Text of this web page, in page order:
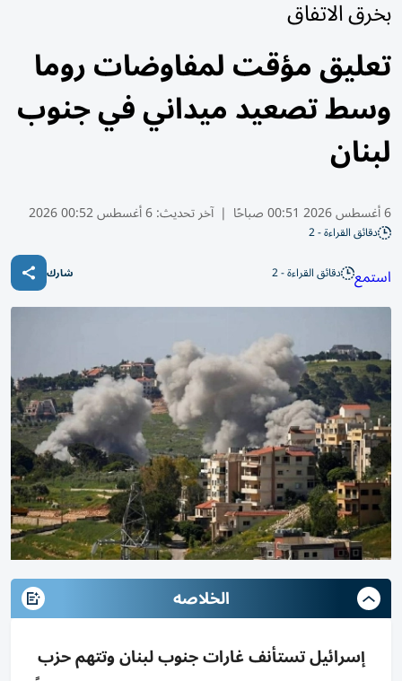
بخرق الاتفاق
تعليق مؤقت لمفاوضات روما
وسط تصعيد ميداني في جنوب
لبنان
6 أغسطس 2026 00:51 صباحًا | آخر تحديث:6 أغسطس 00:52 2026
دقائق القراءة - 2
استمع دقائق القراءة - 2 شارك
الخلاصه
إسرائيل تستأنف غارات جنوب لبنان وتتهم حزب